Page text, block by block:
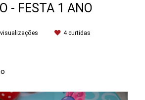
- FESTA 1 ANO
visualizações 4curtidas